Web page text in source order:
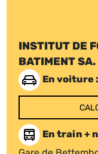
INSTITUT DE
BATIMENT SA.
En voiture :
En train +